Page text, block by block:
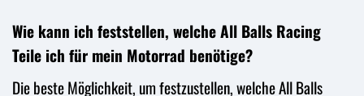
Wie kann ich feststellen, welche All Balls Racing
Teile ich für mein Motorrad benötige?
Die beste Möglichkeit, um festzustellen, welche All Balls